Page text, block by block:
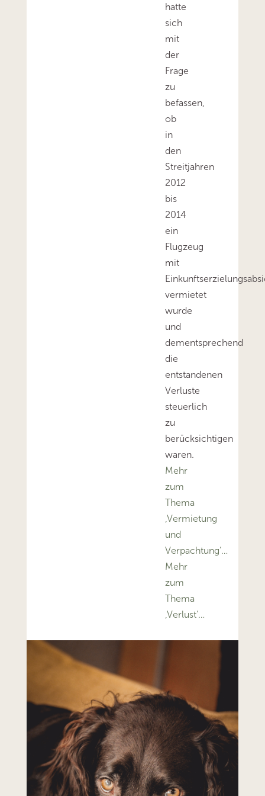
hatte
sich
mit
der
Frage
zu
befassen,
ob
in
den
Streitjahren
2012
bis
2014
ein
Flugzeug
mit
vermietet
wurde
und
dementsprechend
die
entstandenen
Verluste
steuerlich
zu
berücksichtigen
waren.
Mehr
zum
Thema
‚Vermietung
und
Verpachtung’…
Mehr
zum
Thema
‚Verlust’…